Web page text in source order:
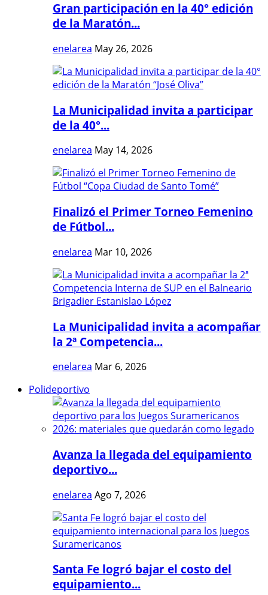
Gran participación en la 40° edición
de la Maratón...
enelarea May 26, 2026
La Municipalidad invita a participar
de la 40°...
enelarea May 14, 2026
Finalizó el Primer Torneo Femenino
de Fútbol...
enelarea Mar 10, 2026
La Municipalidad invita a acompañar
la 2ª Competencia...
enelarea Mar 6, 2026
Polideportivo
Avanza la llegada del equipamiento
deportivo...
enelarea Ago 7, 2026
Santa Fe logró bajar el costo del
equipamiento...